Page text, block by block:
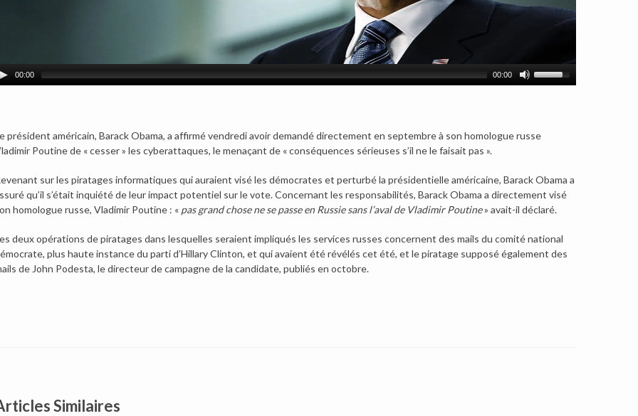
00:00 00:00
président américain, Barack Obama, a affirmé vendredi avoir demandé directement en septembre à son homologue russe
Poutine de « cesser » les cyberattaques, le menaçant de « conséquences sérieuses s’il ne le faisait pas ».
sur les piratages informatiques qui auraient visé les démocrates et perturbé la présidentielle américaine, Barack Obama a
qu’il s’était inquiété de leur impact potentiel sur le vote. Concernant les responsabilités, Barack Obama a directement visé
homologue russe, Vladimir Poutine : « pas grand chose ne se passe en Russie sans l’aval de Vladimir Poutine» avait-il déclaré.
deux opérations de piratages dans lesquelles seraient impliqués les services russes concernent des mails du comité national
plus haute instance du parti d’Hillary Clinton, et qui avaient été révélés cet été, et le piratage supposé également des
de John Podesta, le directeur de campagne de la candidate, publiés en octobre.
Similaires